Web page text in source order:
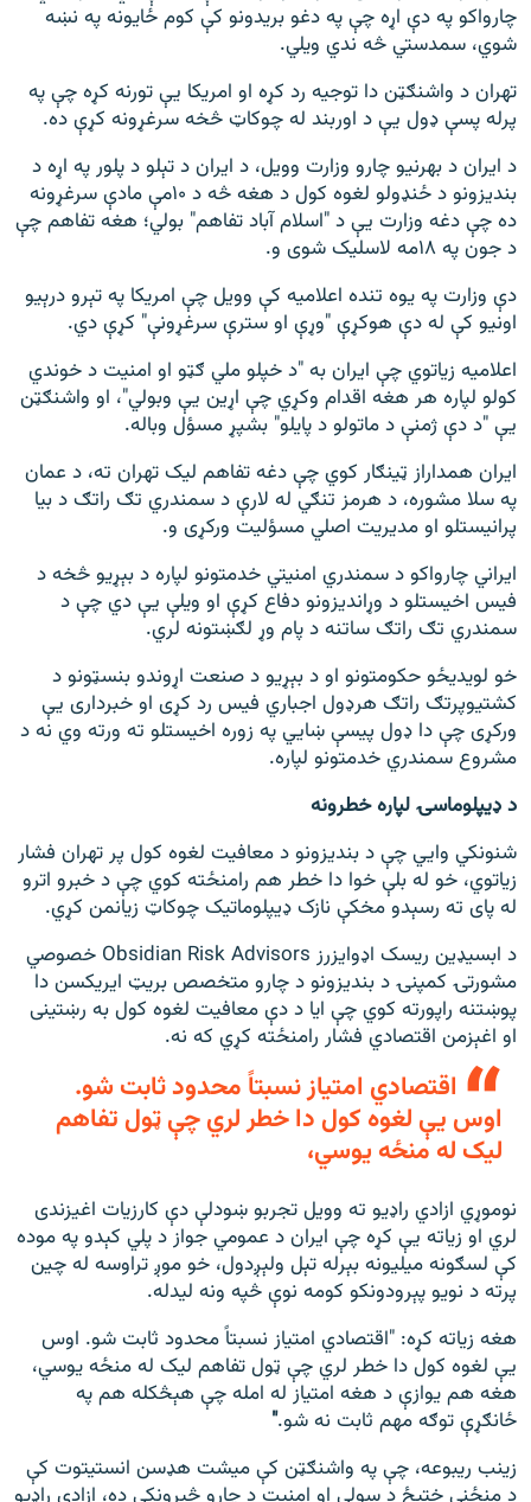
چارواکو په دې اړه چې په دغو بریدونو کې کوم ځایونه په نښه
شوي، سمدستي څه ندي ویلي.
تهران د واشنګټن دا توجیه رد کړه او امریکا یې تورنه کړه چې په
پرله ‌پسې ډول یې د اوربند له چوکاټ څخه سرغړونه کړې ده.
د ایران د بهرنیو چارو وزارت وویل، د ایران د تېلو د پلور په اړه د
بندیزونو د ځنډولو لغوه کول د هغه څه د ۱۰مې مادې سرغړونه
ده چې دغه وزارت یې د "اسلام‌ آباد تفاهم" بولي؛ هغه تفاهم چې
د جون په ۱۸مه لاسلیک شوی و.
دې وزارت په یوه تنده اعلامیه کې وویل چې امریکا په تېرو درېیو
اونیو کې له دې هوکړې "وړې او سترې سرغړونې" کړې دي.
اعلامیه زیاتوي چې ایران به "د خپلو ملي ګټو او امنیت د خوندي
کولو لپاره هر هغه اقدام وکړي چې اړین یې وبولي"، او واشنګټن
یې "د دې ژمنې د ماتولو د پایلو" بشپړ مسؤل وباله.
ایران همداراز ټینګار کوي چې دغه تفاهم لیک تهران ته، د عمان
په سلا مشوره، د هرمز تنګي له لارې د سمندري تګ راتګ د بیا
پرانیستلو او مدیریت اصلي مسؤلیت ورکړی و.
ایراني چارواکو د سمندري امنیتي خدمتونو لپاره د بېړیو څخه د
فیس اخیستلو د وړاندیزونو دفاع کړې او ویلې یې دي چې د
سمندري تګ راتګ ساتنه د پام وړ لګښتونه لري.
خو لویدیځو حکومتونو او د بېړیو د صنعت اړوندو بنسټونو د
کشتیوپرتګ راتګ هرډول اجباري فیس رد کړی او خبرداری یې
ورکړی چې دا ډول پیسې ښايي په زوره اخیستلو ته ورته وي نه د
مشروع سمندري خدمتونو لپاره.
د ډیپلوماسۍ لپاره خطرونه
شنونکي وایي چې د بندیزونو د معافیت لغوه کول پر تهران فشار
زیاتوي، خو له بلې خوا دا خطر هم رامنځته کوي چې د خبرو اترو
له پای ته رسېدو مخکې نازک ډیپلوماتیک چوکاټ زیانمن کړي.
د ابسیډین ریسک اډوایزرز Obsidian Risk Advisors خصوصي
مشورتۍ کمپنۍ د بندیزونو د چارو متخصص بریټ ایریکسن دا
پوښتنه راپورته کوي چې ایا د دې معافیت لغوه کول به رښتینی
او اغېزمن اقتصادي فشار رامنځته کړي که نه.
اقتصادي امتیاز نسبتاً محدود ثابت شو.
اوس یې لغوه کول دا خطر لري چې ټول تفاهم
لیک له منځه یوسي،
نوموړي ازادي راډیو ته وویل تجربو ښودلې دې کارزیات اغیزندی
لري او زیاته یې کړه چې ایران د عمومي جواز د پلي کېدو په موده
کې لسګونه میلیونه بېرله تېل ولېږدول، خو موږ تراوسه له چین
پرته د نویو پېرودونکو کومه نوې څپه ونه لیدله.
هغه زیاته کړه: "اقتصادي امتیاز نسبتاً محدود ثابت شو. اوس
یې لغوه کول دا خطر لري چې ټول تفاهم لیک له منځه یوسي،
هغه هم یوازې د هغه امتیاز له امله چې هېڅکله هم په
ځانګړې توګه مهم ثابت نه شو."
زینب ریبوعه، چې په واشنګټن کې میشت هډسن انستیتوت کې